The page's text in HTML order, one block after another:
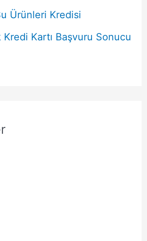
Ürünleri Kredisi
Kredi Kartı Başvuru Sonucu